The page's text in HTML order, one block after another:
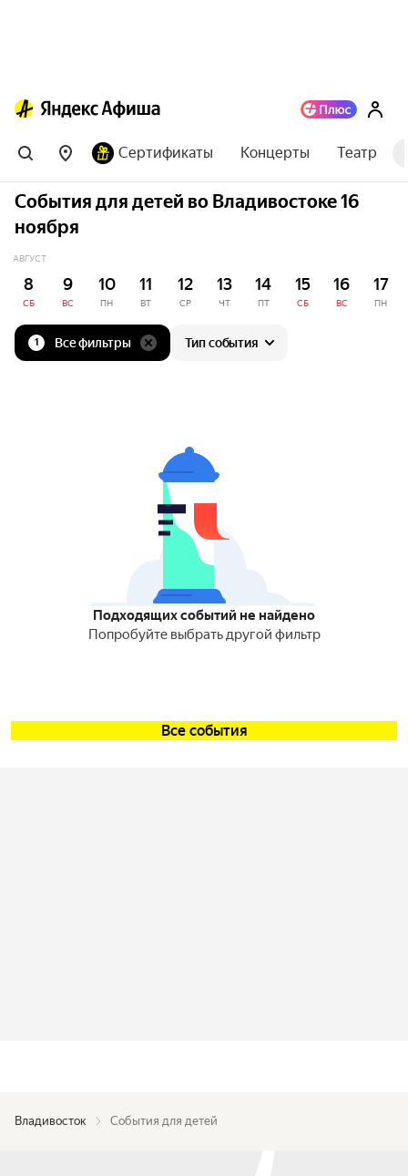
Сертификаты Концерты Театр
События для детей во Владивостоке 16
ноября
АВГУСТ
8
СБ
9
ВС
10
ПН
11
ВТ
12
СР
13
ЧТ
14
ПТ
15
СБ
16
ВС
17
ПН
1 Все фильтры Тип события
Подходящих событий не найдено
Попробуйте выбрать другой фильтр
Все события
Владивосток События для детей